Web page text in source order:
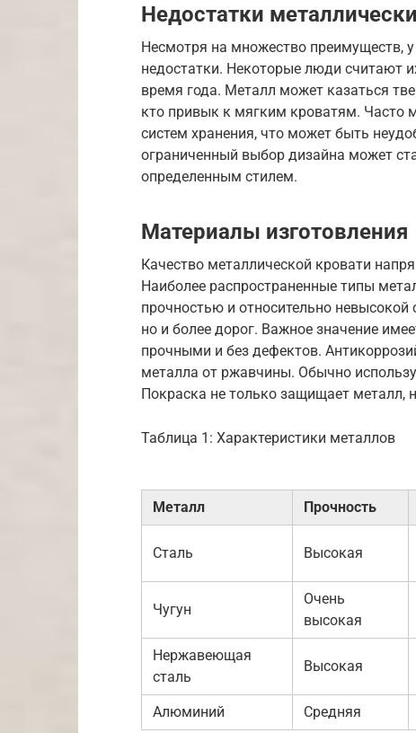
Недостатки
Несмотря на множество преимуществ,
недостатки. Некоторые люди считают
время года. Металл может казаться
кто привык к мягким кроватям. Часто
систем хранения, что может быть
ограниченный выбор дизайна может
определенным стилем.
Материалы изготовления
Качество металлической кровати
Наиболее распространенные типы
прочностью и относительно
но и более дорог. Важное значение
прочными и без дефектов.
металла от ржавчины. Обычно
Покраска не только защищает металл,
Таблица 1: Характеристики металлов
Металл Прочность
Сталь Высокая
Чугун
Очень
высокая
Нержавеющая
сталь
Высокая
Алюминий Средняя